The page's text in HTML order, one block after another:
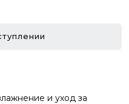
и уход за